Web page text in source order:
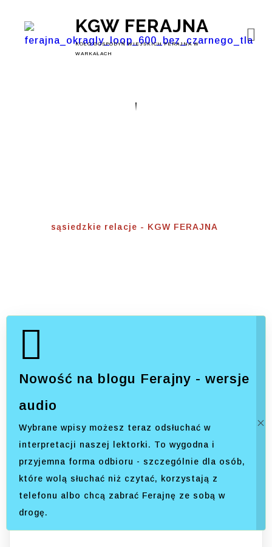
KGW FERAJNA
KOŁO GOSPODYŃ WIEJSKICH FERAJNA W
WARKAŁACH
sąsiedzkie relacje - KGW FERAJNA
Nowość na blogu Ferajny - wersje
audio
Wybrane wpisy możesz teraz odsłuchać w
interpretacji naszej lektorki. To wygodna i
przyjemna forma odbioru - szczególnie dla osób,
które wolą słuchać niż czytać, korzystają z
telefonu albo chcą zabrać Ferajnę ze sobą w
drogę.